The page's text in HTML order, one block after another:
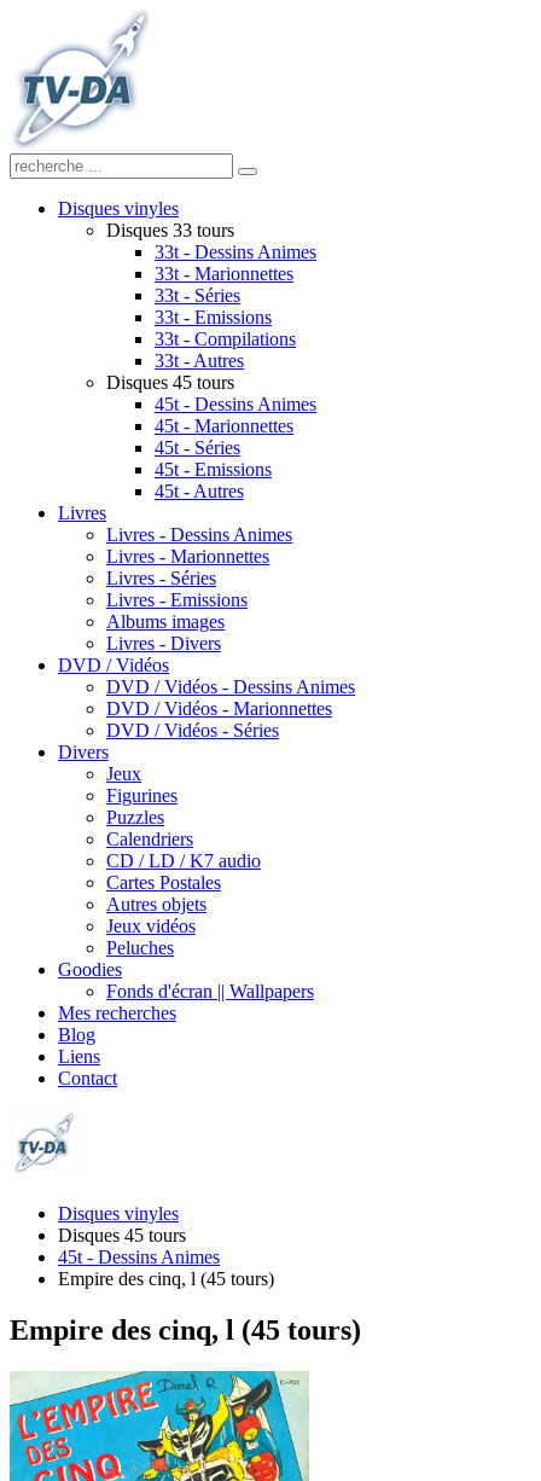
Disques vinyles
Disques 33 tours
33t - Dessins Animes
33t - Marionnettes
33t - Séries
33t - Emissions
33t - Compilations
33t - Autres
Disques 45 tours
45t - Dessins Animes
45t - Marionnettes
45t - Séries
45t - Emissions
45t - Autres
Livres
Livres - Dessins Animes
Livres - Marionnettes
Livres - Séries
Livres - Emissions
Albums images
Livres - Divers
DVD / Vidéos
DVD / Vidéos - Dessins Animes
DVD / Vidéos - Marionnettes
DVD / Vidéos - Séries
Divers
Jeux
Figurines
Puzzles
Calendriers
CD / LD / K7 audio
Cartes Postales
Autres objets
Jeux vidéos
Peluches
Goodies
Fonds d'écran || Wallpapers
Mes recherches
Blog
Liens
Contact
Disques vinyles
Disques 45 tours
45t - Dessins Animes
Empire des cinq, l (45 tours)
Empire des cinq, l (45 tours)